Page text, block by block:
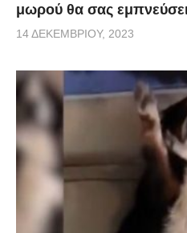
μωρού θα σας
14 ΔΕΚΕΜΒΡΊΟΥ, 2023